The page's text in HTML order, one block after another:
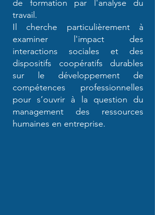
de formation par l'analyse du
travail.
Il cherche particulièrement à
examiner l'impact des
interactions sociales et des
dispositifs coopératifs durables
sur le développement de
compétences professionnelles
pour s’ouvrir à la question du
management des ressources
humaines en entreprise.